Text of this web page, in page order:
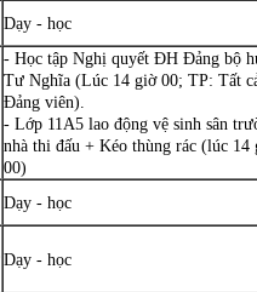
Dạy - học
- Học tập Nghị quyết ĐH Đảng bộ
Tư Nghĩa (Lúc 14 giờ 00; TP: Tất
Đảng viên).
- Lớp 11A5 lao động vệ sinh sân
nhà thi đấu + Kéo thùng rác (lúc 14
00)
Dạy - học
Dạy - học